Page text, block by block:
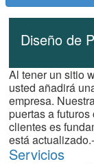
Diseño de
Al tener un sitio
usted añadirá
empresa.
puertas a
clientes es
está actualizado.-
Servicios